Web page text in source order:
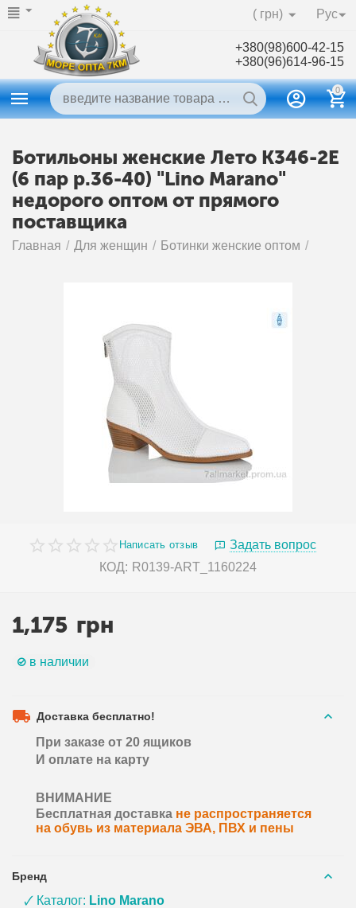
Рус
( грн)
+380(98)600-42-15
+380(96)614-96-15
0
Ботильоны женские Лето K346-2E
(6 пар р.36-40) "Lino Marano"
недорого оптом от прямого
поставщика
Главная / Для женщин / Ботинки женские оптом /
Написать отзыв
Задать вопрос
КОД: R0139-ART_1160224
1,175 грн
в наличии
Доставка бесплатно!
При заказе от 20 ящиков
И оплате на карту
ВНИМАНИЕ
Бесплатная доставка не распространяется
на обувь из материала ЭВА, ПВХ и пены
Бренд
🗸 Каталог: Lino Marano